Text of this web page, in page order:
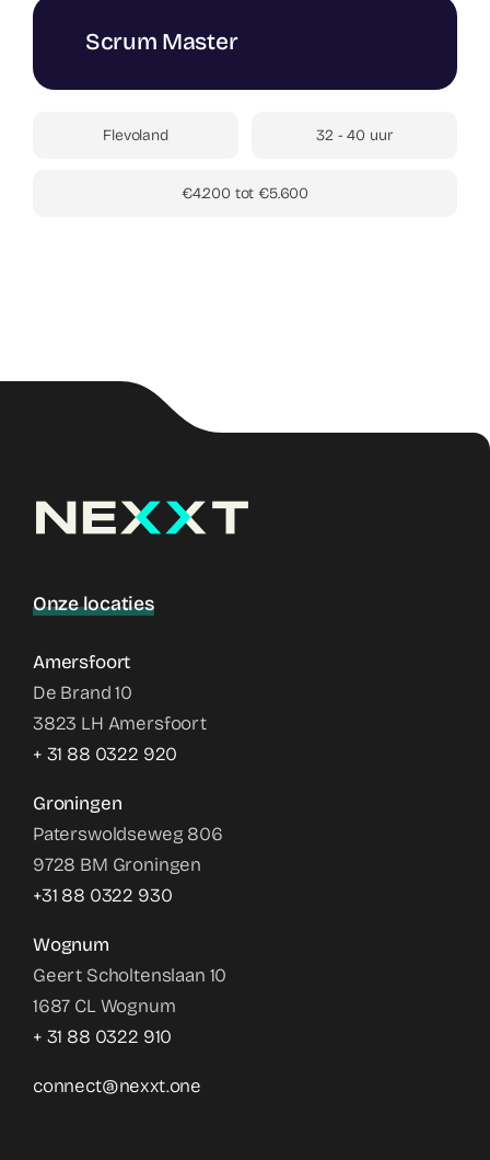
Scrum Master
Flevoland 32 - 40 uur
€4.200 tot €5.600
Onze locaties
Amersfoort
De Brand 10
3823 LH Amersfoort
+ 31 88 0322 920
Groningen
Paterswoldseweg 806
9728 BM Groningen
+31 88 0322 930
Wognum
Geert Scholtenslaan 10
1687 CL Wognum
+ 31 88 0322 910
connect@nexxt.one